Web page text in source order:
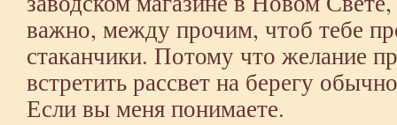
важно, между прочим, чтоб тебе
стаканчики. Потому что желание
встретить рассвет на берегу
Если вы меня понимаете.